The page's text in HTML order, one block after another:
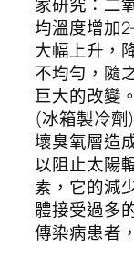
均溫度增加
大幅上升，
不均勻，隨
巨大的改變
(冰箱製冷
壞臭氧層造
以阻止太陽
素，它的減
體接受過多
傳染病患者